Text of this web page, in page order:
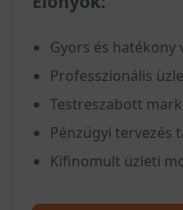
Gyors és hatékony
Professzionális
Testreszabott
Pénzügyi tervezés
Kifinomult üzleti